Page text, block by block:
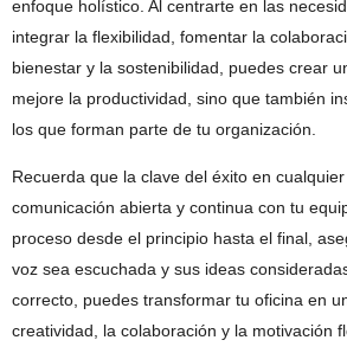
enfoque holístico. Al centrarte en las
integrar la flexibilidad, fomentar la
bienestar y la sostenibilidad, puedes crear
mejore la productividad, sino que también
los que forman parte de tu organización.
Recuerda que la clave del éxito en
comunicación abierta y continua con tu
proceso desde el principio hasta el final,
voz sea escuchada y sus ideas
correcto, puedes transformar tu oficina en
creatividad, la colaboración y la motivación